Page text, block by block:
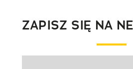
ZAPISZ SIĘ NA